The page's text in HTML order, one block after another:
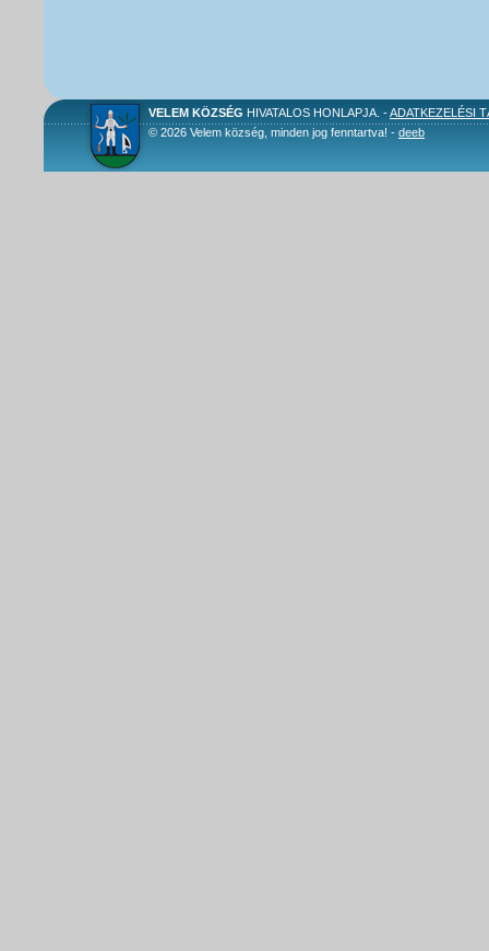
VELEM KÖZSÉG HIVATALOS HONLAPJA. -ADATKEZELÉSI
© 2026 Velem község, minden jog fenntartva! - deeb